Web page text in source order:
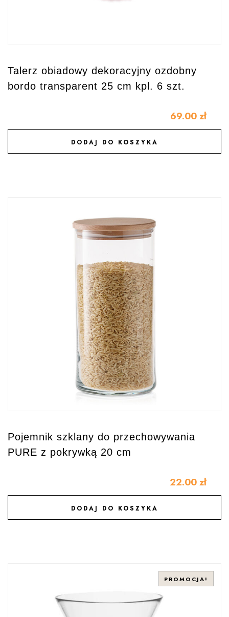
Talerz obiadowy dekoracyjny ozdobny
bordo transparent 25 cm kpl. 6 szt.
69.00 zł
DODAJ DO KOSZYKA
DODAJ DO ULUBIONYCH
Pojemnik szklany do przechowywania
PURE z pokrywką 20 cm
22.00 zł
DODAJ DO KOSZYKA
DODAJ DO ULUBIONYCH
PROMOCJA!